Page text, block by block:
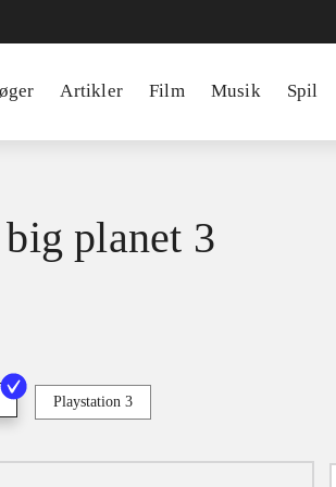
Artikler Film Musik Spil
planet 3
Playstation 3